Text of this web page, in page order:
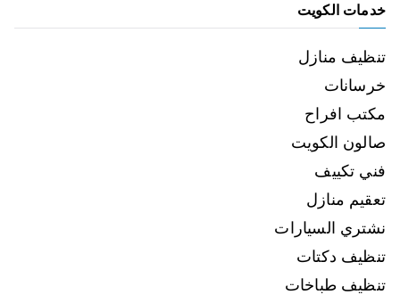
خدمات الكويت
تنظيف منازل
خرسانات
مكتب افراح
صالون الكويت
فني تكييف
تعقيم منازل
نشتري السيارات
تنظيف دكتات
تنظيف طباخات